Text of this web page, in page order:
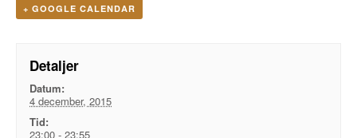
+ GOOGLE CALENDAR
Detaljer
Datum:
4 december, 2015
Tid:
23:00 - 23:55